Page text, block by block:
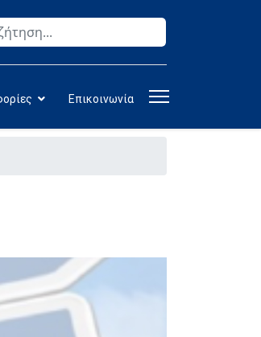
Επικοινωνία